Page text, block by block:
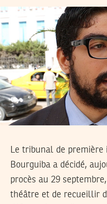
Le tribunal de première
Bourguiba a décidé,
procès au 29
théâtre et de recueillir